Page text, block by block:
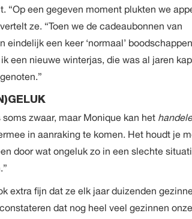
“Op een gegeven moment plukten we
ze. “Toen we de cadeaubonnen van
een keer ‘normaal’
een nieuwe winterjas, die was al jaren
zwaar, maar Monique kan het
in aanraking te komen. Het houdt je
door wat ongeluk zo in een slechte
extra fijn dat ze elk jaar duizenden
dat nog heel veel gezinnen onze